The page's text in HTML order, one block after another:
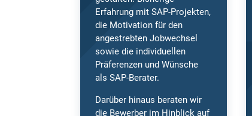
Erfahrung mit SAP-Projekten,
die Motivation für den
angestrebten Jobwechsel
sowie die individuellen
Präferenzen und Wünsche
als SAP-Berater.
Darüber hinaus beraten wir
die Bewerber im Hinblick auf